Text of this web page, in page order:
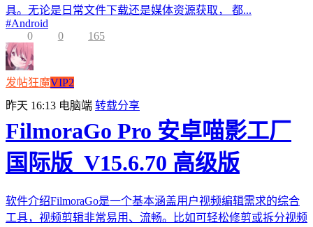
具。无论是日常文件下载还是媒体资源获取， 都...
#Android
0
0 165
发帖狂魔VIP2
昨天 16:13 电脑端 转载分享
FilmoraGo Pro 安卓喵影工厂
国际版_V15.6.70 高级版
软件介绍FilmoraGo是一个基本涵盖用户视频编辑需求的综合
工具，视频剪辑非常易用、流畅。比如可轻松修剪或拆分视频